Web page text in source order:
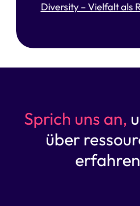
Diversity – Vielfalt als
Sprich uns an,
über